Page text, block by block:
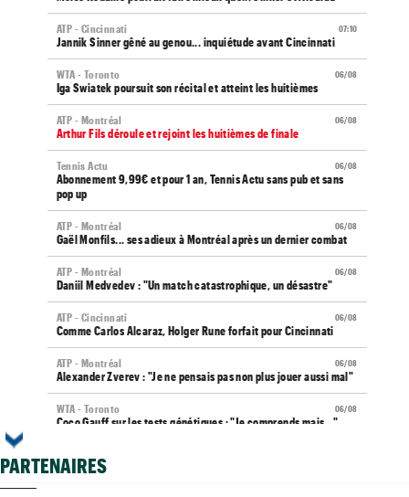
07:10
ATP - Cincinnati
Jannik Sinner gêné au genou... inquiétude avant Cincinnati
06/08
WTA - Toronto
Iga Swiatek poursuit son récital et atteint les huitièmes
06/08
ATP - Montréal
Arthur Fils déroule et rejoint les huitièmes de finale
06/08
Tennis Actu
Abonnement 9,99€ et pour 1 an, Tennis Actu sans pub et sans
pop up
06/08
ATP - Montréal
Gaël Monfils... ses adieux à Montréal après un dernier combat
06/08
ATP - Montréal
Daniil Medvedev : "Un match catastrophique, un désastre"
06/08
ATP - Cincinnati
Comme Carlos Alcaraz, Holger Rune forfait pour Cincinnati
06/08
ATP - Montréal
Alexander Zverev : "Je ne pensais pas non plus jouer aussi mal"
06/08
WTA - Toronto
Coco Gauff sur les tests génétiques : "Je comprends mais..."
Auger-Aliassime, forfait : "Une douleur au niveau du dos"
PARTENAIRES